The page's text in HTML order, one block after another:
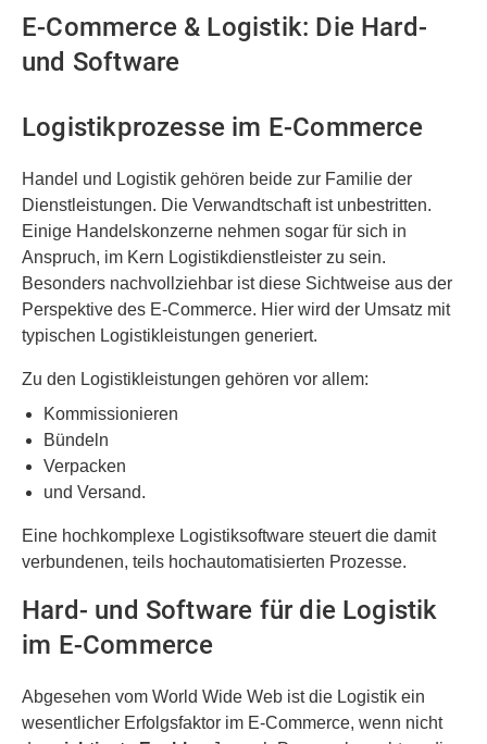
E-Commerce & Logistik: Die Hard-
und Software
Logistikprozesse im E-Commerce
Handel und Logistik gehören beide zur Familie der
Dienstleistungen. Die Verwandtschaft ist unbestritten.
Einige Handelskonzerne nehmen sogar für sich in
Anspruch, im Kern Logistikdienstleister zu sein.
Besonders nachvollziehbar ist diese Sichtweise aus der
Perspektive des E-Commerce. Hier wird der Umsatz mit
typischen Logistikleistungen generiert.
Zu den Logistikleistungen gehören vor allem:
Kommissionieren
Bündeln
Verpacken
und Versand.
Eine hochkomplexe Logistiksoftware steuert die damit
verbundenen, teils hochautomatisierten Prozesse.
Hard- und Software für die Logistik
im E-Commerce
Abgesehen vom World Wide Web ist die Logistik ein
wesentlicher Erfolgsfaktor im E-Commerce, wenn nicht